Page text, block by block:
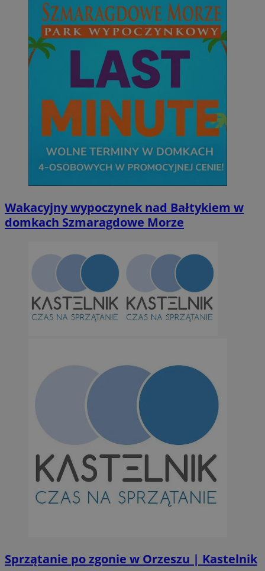
Wakacyjny wypoczynek nad Bałtykiem w
domkach Szmaragdowe Morze
Sprzątanie po zgonie w Orzeszu | Kastelnik